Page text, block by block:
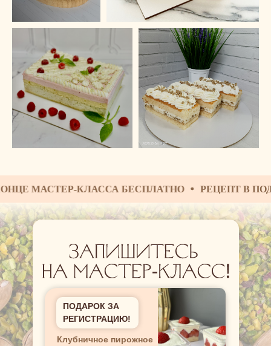
КЛАССА БЕСПЛАТНО РЕЦЕПТ В ПОДАРОК
Клубничное пирожное
ПОДАРОК ЗА
РЕГИСТРАЦИЮ!